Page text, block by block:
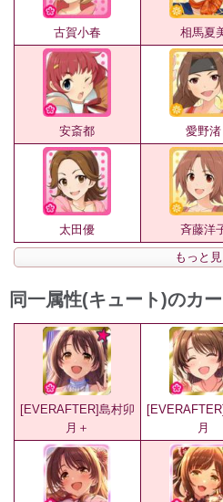
古賀小春 相馬夏
安斎都 愛野渚
太田優 斉藤洋
もっと
同一属性(キュート)のカ
[EVERAFTER]島村卯
月＋
月